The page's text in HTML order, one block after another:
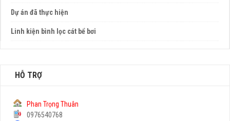
Dự án đã thực hiện
Linh kiện bình lọc cát bể bơi
HỖ TRỢ
Phan Trọng Thuân
0976540768